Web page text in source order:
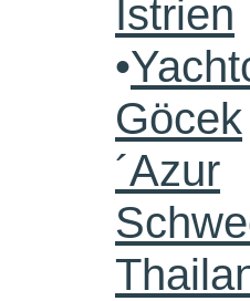
Istrien
•
Göcek
´Azur